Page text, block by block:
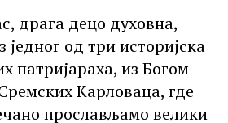
драга децо духовна,
од три историјска
патријараха, из Богом
Карловаца, где
прослављамо велики